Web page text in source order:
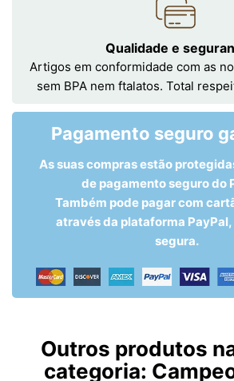
Qualidade e
Artigos em conformidade com as
sem BPA nem ftalatos. Total
Pagamento seguro
As suas compras estão
de pagamento seguro do
Também pode pagar com
através da plataforma
segura.
Outros produtos
categoria: